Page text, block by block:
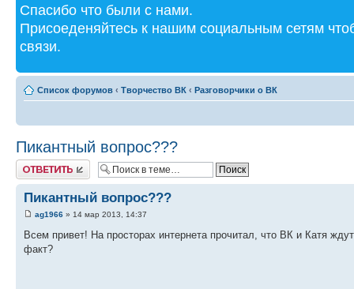
Спасибо что были с нами.
Присоеденяйтесь к нашим социальным сетям
связи.
Список форумов ‹ Творчество ВК ‹ Разговорчики о ВК
Пикантный вопрос???
Ответить
Пикантный вопрос???
ag1966 » 14 мар 2013, 14:37
Всем привет! На просторах интернета прочитал, что ВК и Катя
факт?